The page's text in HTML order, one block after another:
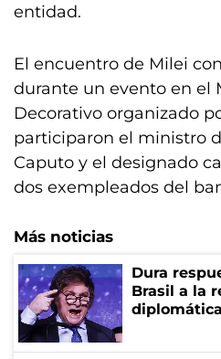
entidad.
El encuentro de Milei
durante un evento en el
Decorativo organizado
participaron el ministro
Caputo y el designado
dos exempleados del
Más noticias
Dura
Brasil a la
diplomática